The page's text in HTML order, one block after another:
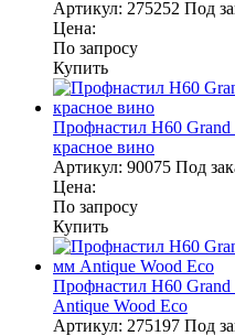
Артикул: 275252 Под
Цена:
По запросу
Купить
Профнастил Н60
красное вино
Артикул: 90075 Под
Цена:
По запросу
Купить
Профнастил Н60
Antique Wood Eco
Артикул: 275197 Под